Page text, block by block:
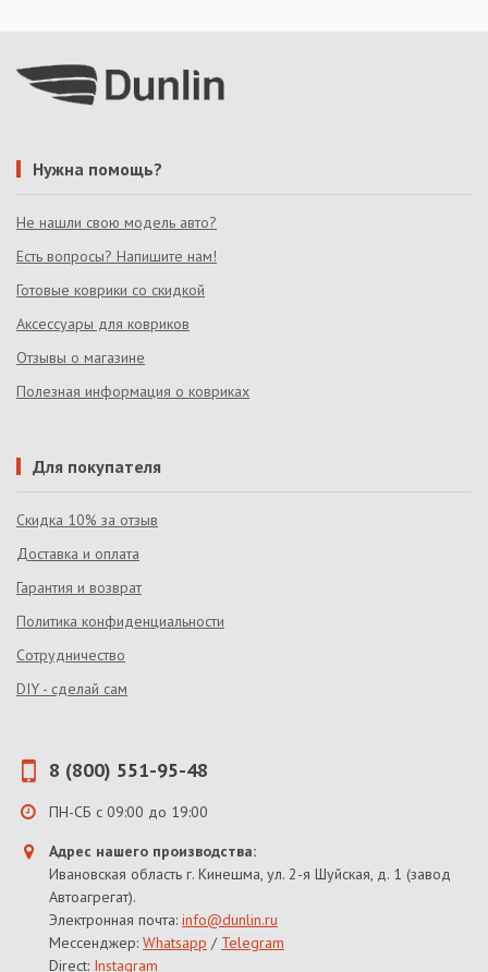
Нужна помощь?
Не нашли свою модель авто?
Есть вопросы? Напишите нам!
Готовые коврики со скидкой
Аксессуары для ковриков
Отзывы о магазине
Полезная информация о ковриках
Для покупателя
Скидка 10% за отзыв
Доставка и оплата
Гарантия и возврат
Политика конфиденциальности
Сотрудничество
DIY - сделай сам
8 (800) 551-95-48
ПН-СБ с 09:00 до 19:00
Адрес нашего производства:
Ивановская область г. Кинешма, ул. 2-я Шуйская, д. 1 (завод
Автоагрегат).
Электронная почта: info@dunlin.ru
Мессенджер: Whatsapp / Telegram
Direct: Instagram